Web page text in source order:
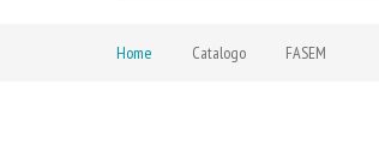
Home Catalogo FASEM